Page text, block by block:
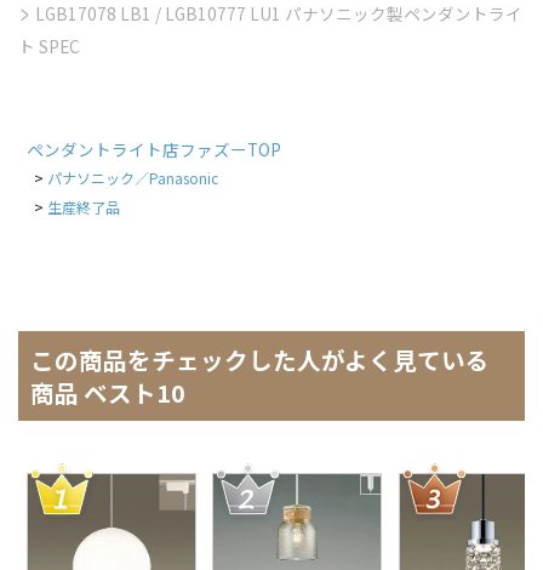
LGB17078 LB1 / LGB10777 LU1 パナソニック製ペンダントライ
ト SPEC
ペンダントライト店ファズーTOP
パナソニック／Panasonic
生産終了品
この商品をチェックした人がよく見ている
商品 ベスト10